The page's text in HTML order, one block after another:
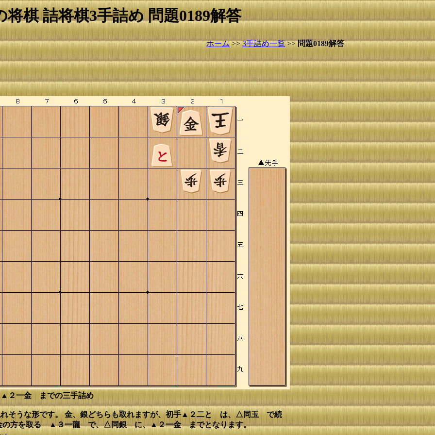
将棋 詰将棋3手詰め 問題0189解答
ホーム>>3手詰め一覧>>問題0189解答
一金 までの三手詰め
れそうな形です。 金、銀どちらも取れますが、初手▲２二と は、△同玉 で続
の方を取る ▲３一龍 で、△同銀 に、▲２一金 までとなります。